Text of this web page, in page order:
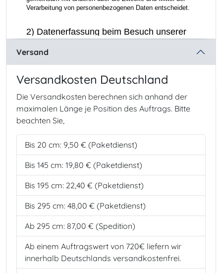
Versand
Versandkosten Deutschland
Die Versandkosten berechnen sich anhand der
maximalen Länge je Position des Auftrags. Bitte
beachten Sie,
Bis 20 cm: 9,50 € (Paketdienst)
Bis 145 cm: 19,80 € (Paketdienst)
Bis 195 cm: 22,40 € (Paketdienst)
Bis 295 cm: 48,00 € (Paketdienst)
Ab 295 cm: 87,00 € (Spedition)
Ab einem Auftragswert von 720€ liefern wir
innerhalb Deutschlands versandkostenfrei.